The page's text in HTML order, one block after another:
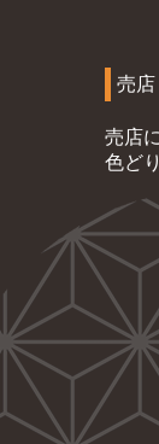
売店
売店
色ど